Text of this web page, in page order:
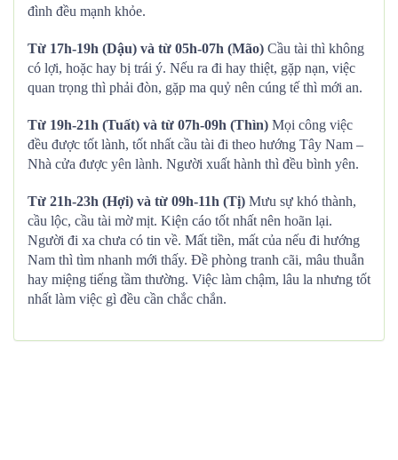
đình đều mạnh khỏe.
Từ 17h-19h (Dậu) và từ 05h-07h (Mão) Cầu tài thì không
có lợi, hoặc hay bị trái ý. Nếu ra đi hay thiệt, gặp nạn, việc
quan trọng thì phải đòn, gặp ma quỷ nên cúng tế thì mới an.
Từ 19h-21h (Tuất) và từ 07h-09h (Thìn) Mọi công việc
đều được tốt lành, tốt nhất cầu tài đi theo hướng Tây Nam –
Nhà cửa được yên lành. Người xuất hành thì đều bình yên.
Từ 21h-23h (Hợi) và từ 09h-11h (Tị) Mưu sự khó thành,
cầu lộc, cầu tài mờ mịt. Kiện cáo tốt nhất nên hoãn lại.
Người đi xa chưa có tin về. Mất tiền, mất của nếu đi hướng
Nam thì tìm nhanh mới thấy. Đề phòng tranh cãi, mâu thuẫn
hay miệng tiếng tầm thường. Việc làm chậm, lâu la nhưng tốt
nhất làm việc gì đều cần chắc chắn.